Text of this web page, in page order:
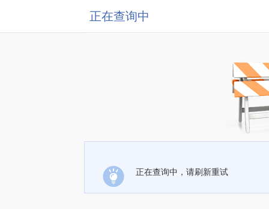
正在查询中
正在查询中，请刷新重试